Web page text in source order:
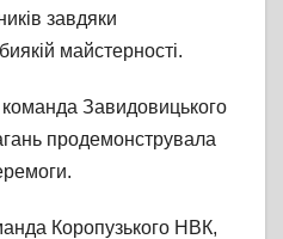
завдяки
майстерності.
Завидовицького
продемонструвала
Коропузького НВК,